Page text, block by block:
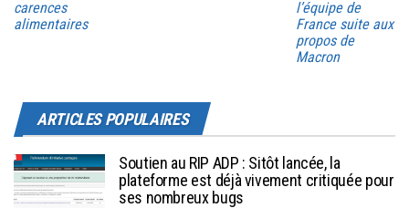
carences
alimentaires
l’équipe de
France suite aux
propos de
Macron
ARTICLES POPULAIRES
Soutien au RIP ADP : Sitôt lancée, la
plateforme est déjà vivement critiquée pour
ses nombreux bugs